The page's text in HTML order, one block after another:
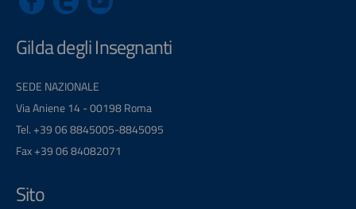
Gilda degli Insegnanti
SEDE NAZIONALE
Via Aniene 14 - 00198 Roma
Tel. +39 06 8845005-8845095
Fax +39 06 84082071
Sito